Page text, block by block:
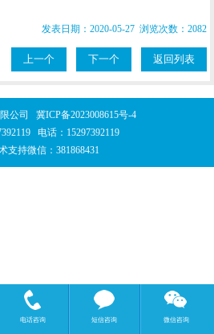
发表日期：2020-05-27 浏览次数：2082
上一个 下一个 返回列表
公司 冀ICP备2023008615号-4
电话： 15297392119
支持微信：381868431
电话咨询 短信咨询 微信咨询